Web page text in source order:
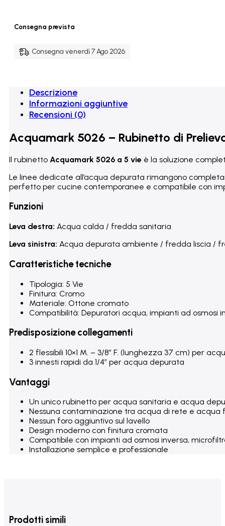
3/8"
Cromo
Acquamark
Consegna prevista
Consegna venerdì 7 Ago 2026
Descrizione
Informazioni aggiuntive
Recensioni (0)
Acquamark 5026 – Rubinetto di
Il rubinetto Acquamark 5026 a 5 vie è la soluzione
Le linee dedicate all’acqua depurata rimangono
perfetto per cucine contemporanee e compatibile con
Funzioni
Leva destra: Acqua calda / fredda sanitaria
Leva sinistra: Acqua depurata ambiente / fredda liscia /
Caratteristiche tecniche
Tipologia: 5 Vie
Finitura: Cromo
Materiale: Ottone cromato
Compatibilità: Depuratori acqua, impianti ad osmosi
Predisposizione collegamenti
2 flessibili 10×1 M. – 3/8″ F. (lunghezza 37 cm) per
3 innesti rapidi da 1/4″ per acqua depurata
Vantaggi
Un unico rubinetto per acqua sanitaria e acqua
Nessuna contaminazione tra acqua di rete e acqua
Nessun foro aggiuntivo sul lavello
Design moderno con finitura cromata
Compatibile con impianti ad osmosi inversa,
Installazione semplice e professionale
Prodotti simili